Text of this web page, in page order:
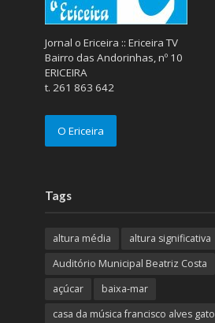
Jornal o Ericeira :: Ericeira TV
Bairro das Andorinhas, nº 10
ERICEIRA
t. 261 863 642
O Ericeira
Tags
altura média altura significativa
Auditório Municipal Beatriz Costa
açúcar
baixa-mar
casa da música francisco alves gato